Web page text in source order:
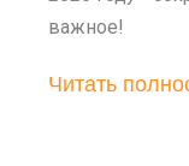
важное!
Читать